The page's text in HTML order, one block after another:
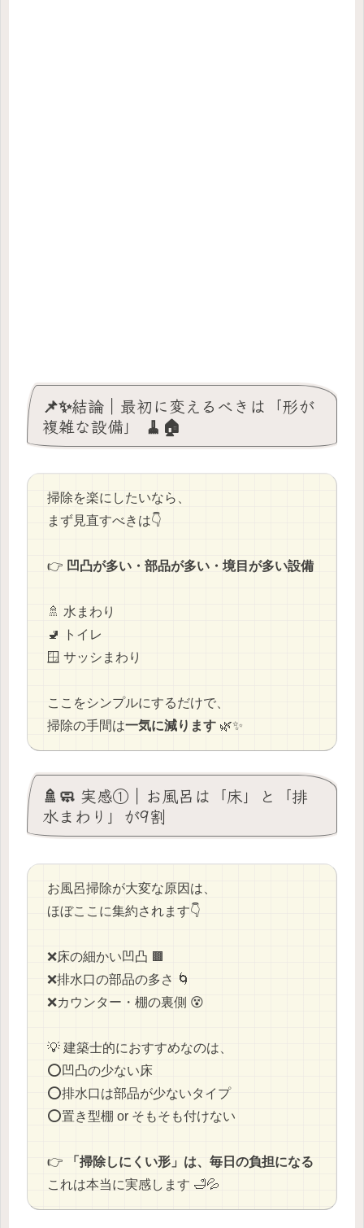
📌✨結論｜最初に変えるべきは「形が
複雑な設備」 🧹🏠
掃除を楽にしたいなら、
まず見直すべきは👇
👉 凹凸が多い・部品が多い・境目が多い設備
🚿 水まわり
🚽 トイレ
🪟 サッシまわり
ここをシンプルにするだけで、
掃除の手間は一気に減ります 🌿✨
🚿🧼 実感①｜お風呂は「床」と「排
水まわり」が9割
お風呂掃除が大変な原因は、
ほぼここに集約されます👇
❌️床の細かい凹凸 🟫
❌️排水口の部品の多さ 🌀
❌️カウンター・棚の裏側 😵
💡 建築士的におすすめなのは、
⭕️凹凸の少ない床
⭕️排水口は部品が少ないタイプ
⭕️置き型棚 or そもそも付けない
👉
「掃除しにくい形」は、毎日の負担になる
これは本当に実感します 🛁💦